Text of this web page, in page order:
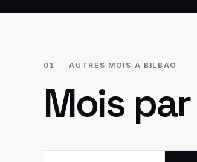
01 AUTRES MOIS À BILBAO
Mois